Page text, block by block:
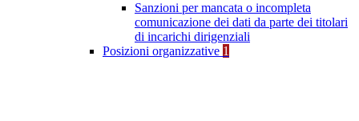
Sanzioni per mancata o incompleta
comunicazione dei dati da parte dei titolari
di incarichi dirigenziali
Posizioni organizzative 1